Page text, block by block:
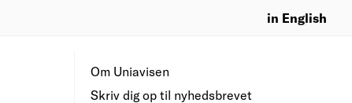
in English
Om Uniavisen
Skriv dig op til nyhedsbrevet